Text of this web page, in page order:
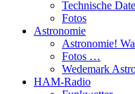
Technische
Fotos
Astronomie
Astronomie!
Fotos …
Wedemark
HAM-Radio